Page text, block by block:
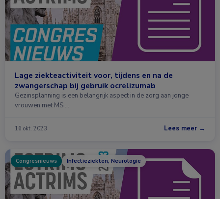
Lage ziekteactiviteit voor, tijdens en na de
zwangerschap bij gebruik ocrelizumab
Gezinsplanning is een belangrijk aspect in de zorg aan jonge
vrouwen met MS …
16 okt. 2023 Lees meer →
Congresnieuws Infectieziekten, Neurologie